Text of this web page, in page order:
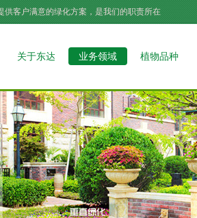
供客户满意的绿化方案，是我们的职责所在
植物品种
业务领域
关于东达